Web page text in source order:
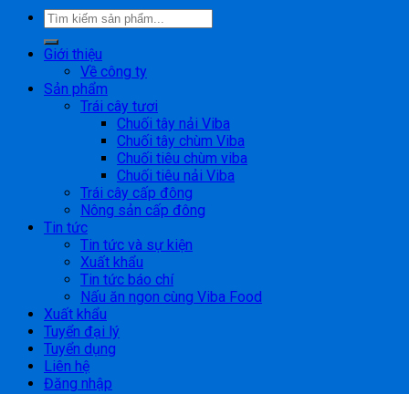
Giới thiệu
Về công ty
Sản phẩm
Trái cây tươi
Chuối tây nải Viba
Chuối tây chùm Viba
Chuối tiêu chùm viba
Chuối tiêu nải Viba
Trái cây cấp đông
Nông sản cấp đông
Tin tức
Tin tức và sự kiện
Xuất khẩu
Tin tức báo chí
Nấu ăn ngon cùng Viba Food
Xuất khẩu
Tuyển đại lý
Tuyển dụng
Liên hệ
Đăng nhập